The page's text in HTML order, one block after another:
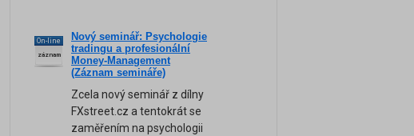
On-line
záznam
Nový seminář: Psychologie
tradingu a profesionální
Money-Management
(Záznam semináře)
Zcela nový seminář z dílny
FXstreet.cz a tentokrát se
zaměřením na psychologii